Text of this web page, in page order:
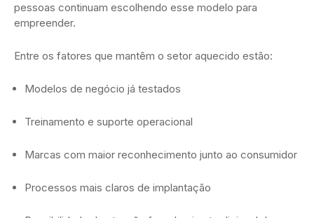
pessoas continuam escolhendo esse modelo para
empreender.
Entre os fatores que mantêm o setor aquecido estão:
Modelos de negócio já testados
Treinamento e suporte operacional
Marcas com maior reconhecimento junto ao consumidor
Processos mais claros de implantação